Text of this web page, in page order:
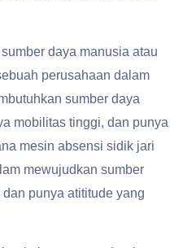
daya manusia atau
perusahaan dalam
sumber daya
mobilitas tinggi, dan punya
mesin absensi sidik jari
mewujudkan sumber
punya atititude yang